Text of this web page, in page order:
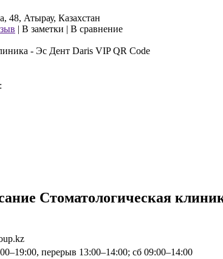
48, Атырау, Казахстан
| В заметки | В сравнение
Стоматологическая
перерыв 13:00–14:00; сб 09:00–14:00